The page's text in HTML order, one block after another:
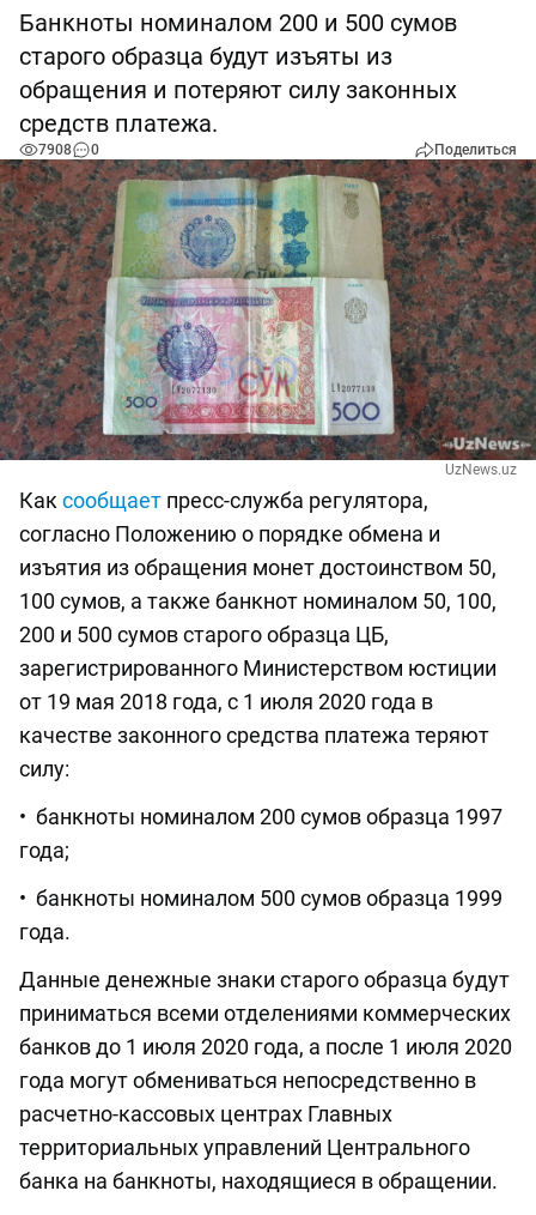
Банкноты номиналом 200 и 500 сумов
старого образца будут изъяты из
обращения и потеряют силу законных
средств платежа.
7908 0 Поделиться
UzNews.uz
Каксообщает пресс-служба регулятора,
согласно Положению о порядке обмена и
изъятия из обращения монет достоинством 50,
100 сумов, а также банкнот номиналом 50, 100,
200 и 500 сумов старого образца ЦБ,
зарегистрированного Министерством юстиции
от 19 мая 2018 года, с 1 июля 2020 года в
качестве законного средства платежа теряют
силу:
• банкноты номиналом 200 сумов образца 1997
года;
• банкноты номиналом 500 сумов образца 1999
года.
Данные денежные знаки старого образца будут
приниматься всеми отделениями коммерческих
банков до 1 июля 2020 года, а после 1 июля 2020
года могут обмениваться непосредственно в
расчетно-кассовых центрах Главных
территориальных управлений Центрального
банка на банкноты, находящиеся в обращении.